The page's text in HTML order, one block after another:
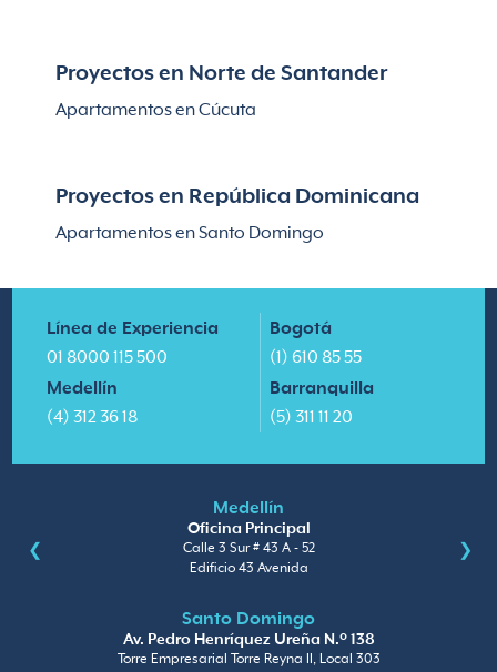
Proyectos en Norte de Santander
Apartamentos en Cúcuta
Proyectos en República Dominicana
Apartamentos en Santo Domingo
Línea de Experiencia
01 8000 115 500
Medellín
(4) 312 36 18
Bogotá
(1) 610 85 55
Barranquilla
(5) 311 11 20
Medellín
Oficina Principal
Calle 3 Sur # 43 A - 52
Edificio 43 Avenida
Santo Domingo
Av. Pedro Henríquez Ureña N.º 138
Torre Empresarial Torre Reyna II, Local 303